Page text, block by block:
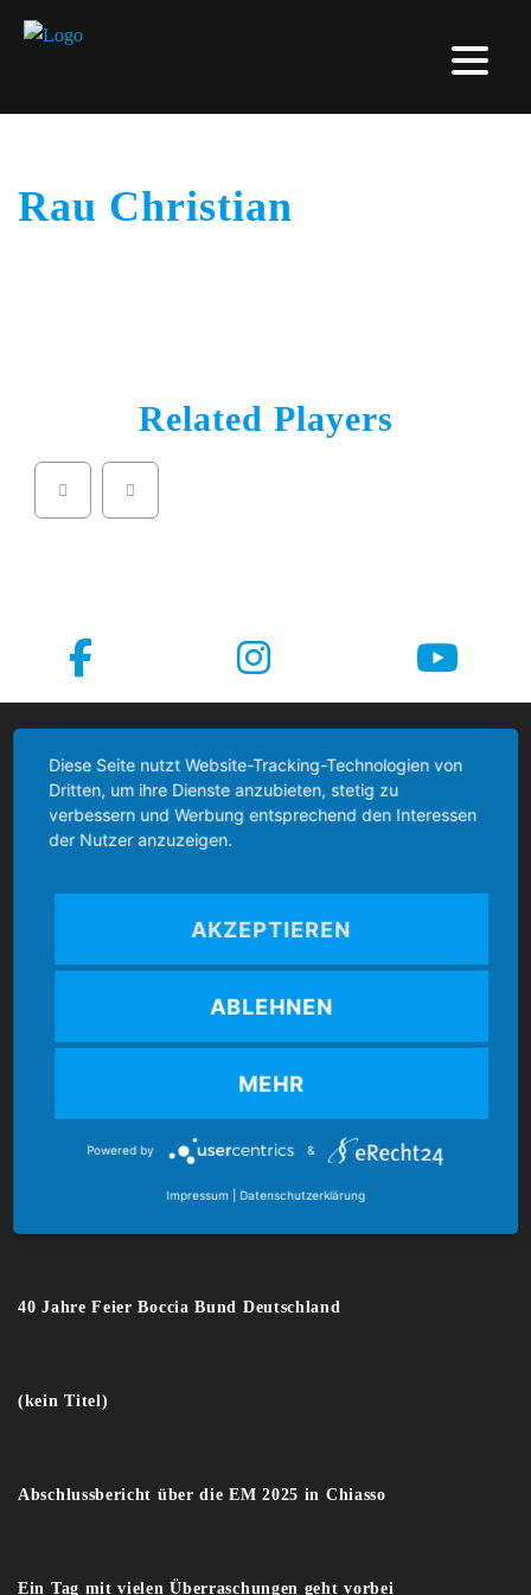
Rau Christian
Related Players
Boccia Bund Deutschland
Boccia Bund Deutschland e.V.
verband@boccia-bund.de
40 Jahre Feier Boccia Bund Deutschland
(kein Titel)
Abschlussbericht über die EM 2025 in Chiasso
Ein Tag mit vielen Überraschungen geht vorbei
Diese Seite nutzt Website-Tracking-Technologien von
Dritten, um ihre Dienste anzubieten, stetig zu
verbessern und Werbung entsprechend den Interessen
der Nutzer anzuzeigen.
AKZEPTIEREN
ABLEHNEN
MEHR
Powered by &
Impressum Datenschutzerklärung